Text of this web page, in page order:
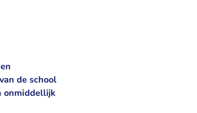
de school
onmiddellijk